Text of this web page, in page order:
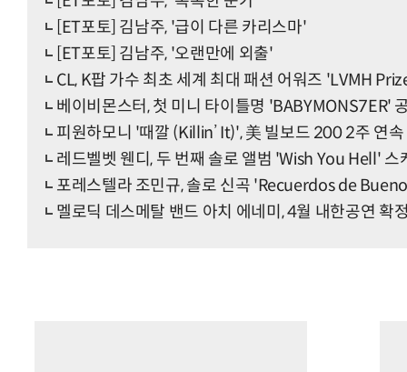
[ET포토] 김남주, '급이 다른 카리스마'
[ET포토] 김남주, '오랜만에 외출'
CL, K팝 가수 최초 세계 최대 패션 어워즈 'LVMH
베이비몬스터, 첫 미니 타이틀명 'BABYMONS7ER'
피원하모니 '때깔 (Killin’ It)', 美 빌보드 200 2주 연
레드벨벳 웬디, 두 번째 솔로 앨범 'Wish You Hell' 스
포레스텔라 조민규, 솔로 신곡 'Recuerdos de
멜로딕 데스메탈 밴드 아치 에네미, 4월 내한공연 확